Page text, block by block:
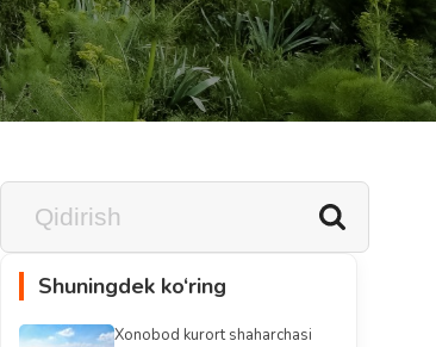
Shuningdek ko‘ring
Xonobod kurort shaharchasi